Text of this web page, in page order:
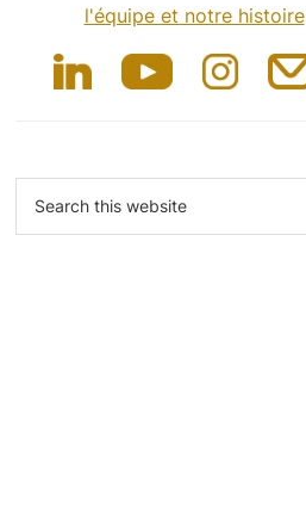
l'équipe et notre histoire
this